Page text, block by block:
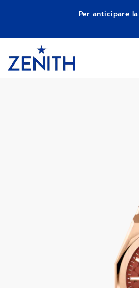
Per anticipare
1